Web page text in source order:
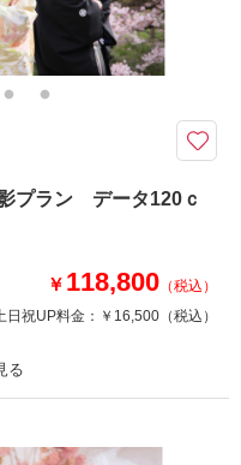
スタジオの両方でドレス・タキ
を叶えちゃいます♪
撮影料・修整データ200カット
ン！
ひたち海浜公園 （茨城）
プラン データ120ｃ
￥ 118,800 （税込）
日祝UP料金： ￥16,500 （税込）